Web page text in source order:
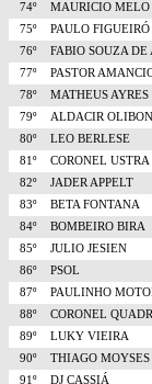
74º
MAURICIO MELO
75º
PAULO FIGUEIRÓ
76º
FABIO SOUZA DE
77º
PASTOR
78º
MATHEUS AYRES
79º
ALDACIR
80º
LEO BERLESE
81º
CORONEL USTRA
82º
JADER APPELT
83º
BETA FONTANA
84º
BOMBEIRO BIRA
85º
JULIO JESIEN
86º
PSOL
87º
PAULINHO
88º
CORONEL
89º
LUKY VIEIRA
90º
THIAGO MOYSES
91º
DJ CASSIÁ